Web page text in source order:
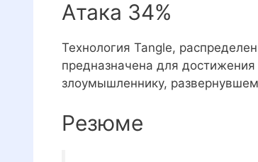
Атака 34%
Технология Tangle,
предназначена для
злоумышленнику,
Резюме